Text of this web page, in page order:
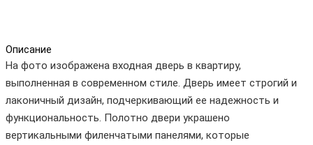
Описание
На фото изображена входная дверь в квартиру,
выполненная в современном стиле. Дверь имеет строгий и
лаконичный дизайн, подчеркивающий ее надежность и
функциональность. Полотно двери украшено
вертикальными филенчатыми панелями, которые